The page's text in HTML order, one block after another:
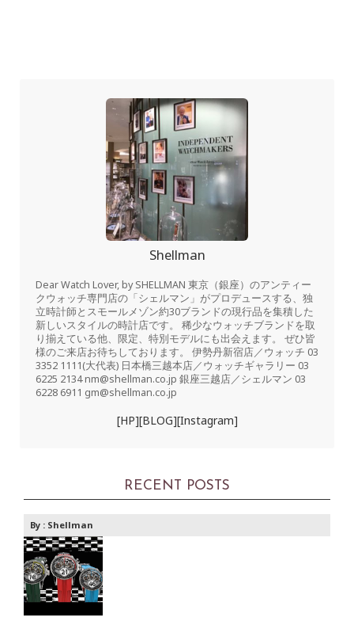
Shellman
Dear Watch Lover, by SHELLMAN 東京（銀座）のアンティー
クウォッチ専門店の「シェルマン」がプロデュースする、独
立時計師とスモールメゾン約30ブランドの現行品を集積した
新しいスタイルの時計店です。 稀少なウォッチブランドを取
り揃えている他、限定、特別モデルにも出会えます。 ぜひ皆
様のご来店お待ちしております。 伊勢丹新宿店／ウォッチ 03
3352 1111(大代表) 日本橋三越本店／ウォッチギャラリー 03
6225 2134 nm@shellman.co.jp 銀座三越店／シェルマン 03
6228 6911 gm@shellman.co.jp
[HP][BLOG][Instagram]
RECENT POSTS
By : Shellman